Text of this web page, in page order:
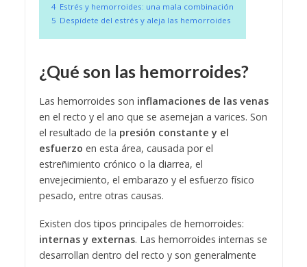
4 Estrés y hemorroides: una mala combinación
5 Despídete del estrés y aleja las hemorroides
¿Qué son las hemorroides?
Las hemorroides son inflamaciones de las venas
en el recto y el ano que se asemejan a varices. Son
el resultado de la presión constante y el
esfuerzo en esta área, causada por el
estreñimiento crónico o la diarrea, el
envejecimiento, el embarazo y el esfuerzo físico
pesado, entre otras causas.
Existen dos tipos principales de hemorroides:
internas y externas. Las hemorroides internas se
desarrollan dentro del recto y son generalmente